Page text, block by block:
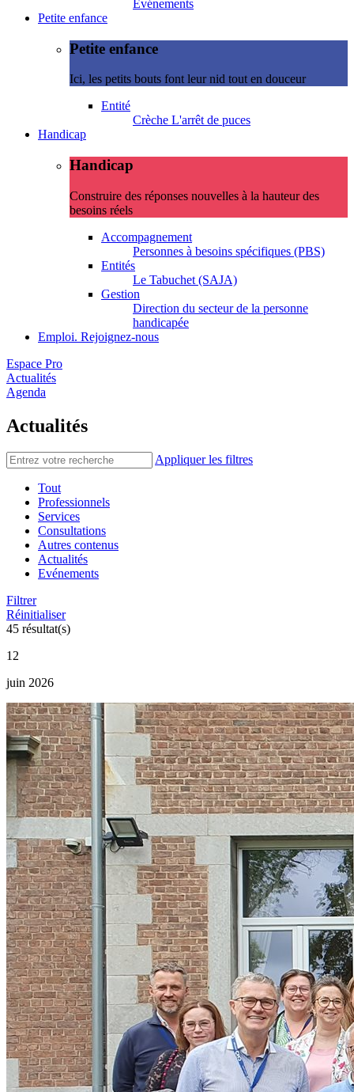
Evénements
Petite enfance
Petite enfance
Ici, les petits bouts font leur nid tout en douceur
Entité
Crèche L'arrêt de puces
Handicap
Handicap
Construire des réponses nouvelles à la hauteur des
besoins réels
Accompagnement
Personnes à besoins spécifiques (PBS)
Entités
Le Tabuchet (SAJA)
Gestion
Direction du secteur de la personne
handicapée
Emploi. Rejoignez-nous
Espace Pro
Actualités
Agenda
Actualités
Appliquer les filtres
Tout
Professionnels
Services
Consultations
Autres contenus
Actualités
Evénements
Filtrer
Réinitialiser
45 résultat(s)
12
juin 2026